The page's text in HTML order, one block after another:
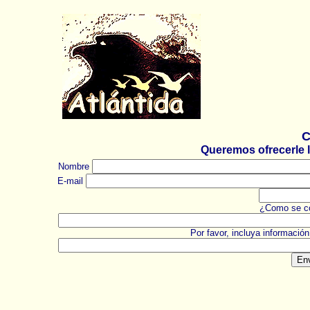
Queremos ofrecerle
Nombre
E-mail
¿Como se
Por favor, incluya